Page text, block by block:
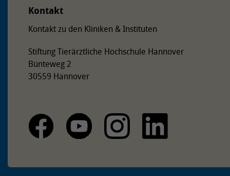
Kontakt
Kontakt zu den Kliniken & Instituten
Stiftung Tierärztliche Hochschule Hannover
Bünteweg 2
30559 Hannover